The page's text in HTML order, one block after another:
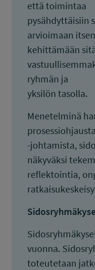
että toimintaa
pysähdyttäisiin
arvioimaan
kehittämään
ryhmän ja
yksilön tasolla.
Menetelminä
-johtamista,
näkyväksi
reflektointia,
vuonna.
toteutetaan